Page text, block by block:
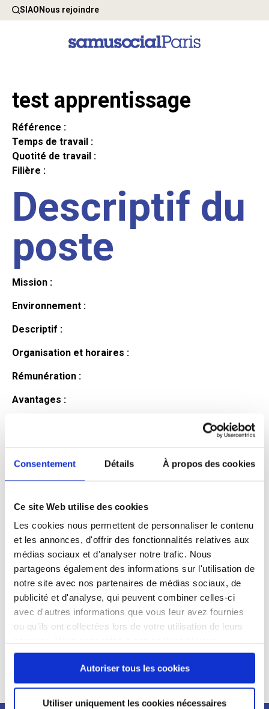
Consentement Détails À propos des cookies
Ce site Web utilise des cookies
Les cookies nous permettent de personnaliser le contenu
et les annonces, d'offrir des fonctionnalités relatives aux
médias sociaux et d'analyser notre trafic. Nous
partageons également des informations sur l'utilisation de
notre site avec nos partenaires de médias sociaux, de
publicité et d'analyse, qui peuvent combiner celles-ci
avec d'autres informations que vous leur avez fournies
ou qu'ils ont collectées lors de votre utilisation de leurs
continuez à utiliser notre site Web.
Autoriser tous les cookies
Utiliser uniquement les cookies nécessaires
SIAONous rejoindre
test apprentissage
Référence :
Temps de travail :
Quotité de travail :
Filière :
Descriptif du
poste
Mission :
Environnement :
Descriptif :
Organisation et horaires :
Rémunération :
Avantages :
candidat
Qualifications et diplômes :
Profil recherché :
Expérience :
Processus
de
recrutement